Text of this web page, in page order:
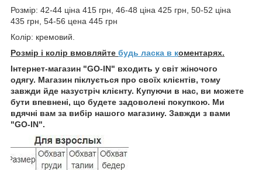
Розмір: 42-44 ціна 415 грн, 46-48 ціна 425 грн, 50-52 ціна
435 грн, 54-56 цена 445 грн
Колір: кремовий.
Розмір і колір вмовляйте будь ласка в коментарях.
Інтернет-магазин "GO-IN" входить у світ жіночого
одягу. Магазин піклується про своїх клієнтів, тому
завжди йде назустріч клієнту. Купуючи в нас, ви можете
бути впевнені, що будете задоволені покупкою. Ми
вдячні вам за вибір нашого магазину. Завжди з вами
"GO-IN".